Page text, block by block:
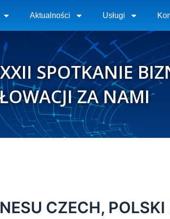
Aktualności Usługi
SPOTKANIE
ZA NAMI
CZECH,